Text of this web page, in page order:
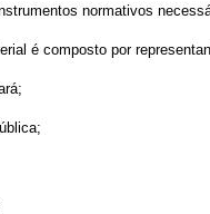
normativos
é composto por